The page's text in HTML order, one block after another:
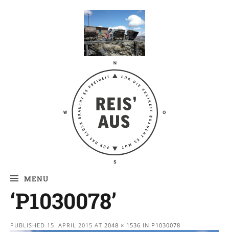
Reis' aus –
Reiseblog
MENU
‘P1030078’
PUBLISHED 15. APRIL 2015 AT 2048 × 1536 IN P1030078